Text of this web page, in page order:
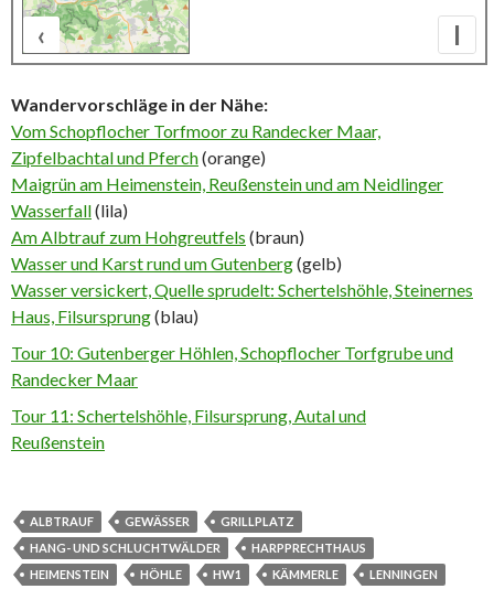
I
500 m
‹
Wandervorschläge in der Nähe:
Vom Schopflocher Torfmoor zu Randecker Maar,
Zipfelbachtal und Pferch(orange)
Maigrün am Heimenstein, Reußenstein und am Neidlinger
Wasserfall(lila)
Am Albtrauf zum Hohgreutfels (braun)
Wasser und Karst rund um Gutenberg(gelb)
Wasser versickert, Quelle sprudelt: Schertelshöhle, Steinernes
Haus, Filsursprung(blau)
Tour 10: Gutenberger Höhlen, Schopflocher Torfgrube und
Randecker Maar
Tour 11: Schertelshöhle, Filsursprung, Autal und
Reußenstein
ALBTRAUF GEWÄSSER
GRILLPLATZ
HANG- UND SCHLUCHTWÄLDER
HARPPRECHTHAUS
HEIMENSTEIN
HÖHLE HW1 KÄMMERLE LENNINGEN